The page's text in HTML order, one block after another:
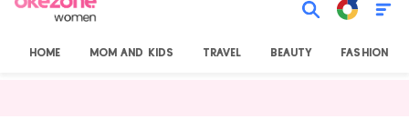
HOME MOM AND KIDS TRAVEL BEAUTY FASHION